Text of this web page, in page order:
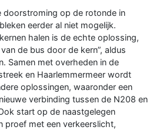
doorstroming op de rotonde in
eerder al niet mogelijk.
halen is de echte oplossing,
de bus door de kern”, aldus
Samen met overheden in de
en Haarlemmermeer wordt
oplossingen, waaronder een
verbinding tussen de N208 en
start op de naastgelegen
proef met een verkeerslicht,